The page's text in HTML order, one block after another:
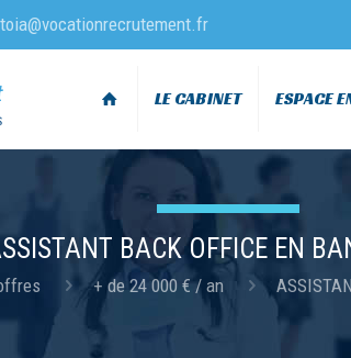
LE CABINET ESPACE
BACK OFFICE EN
+ de 24 000 € / an